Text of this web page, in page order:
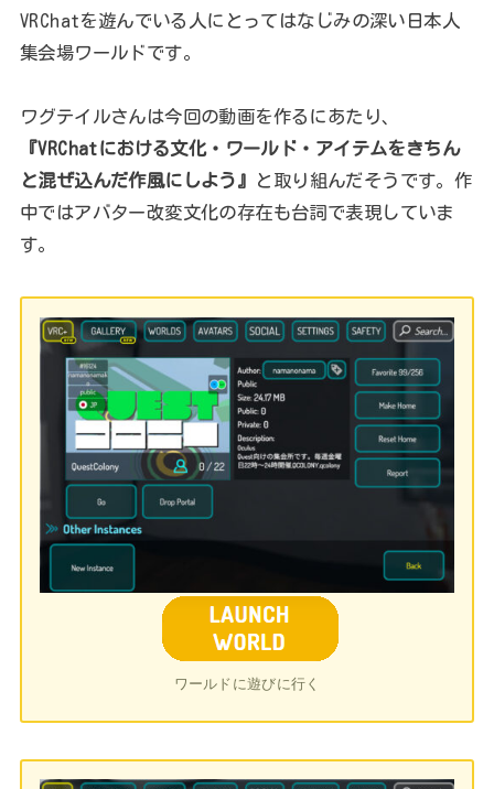
VRChatを遊んでいる人にとってはなじみの深い日本人
集会場ワールドです。
ワグテイルさんは今回の動画を作るにあたり、
『VRChatにおける文化・ワールド・アイテムをきちん
と混ぜ込んだ作風にしよう』
と取り組んだそうです。作
中ではアバター改変文化の存在も台詞で表現していま
す。
ワールドに遊びに行く